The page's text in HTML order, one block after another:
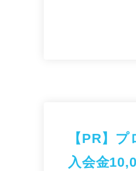
【PR】 プ
入会金